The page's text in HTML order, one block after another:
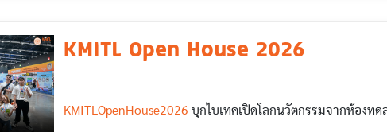
KMITL Open House 2026
KMITLOpenHouse2026 บุกไบเทคเปิดโลกนวัตกรรมจากห้องท